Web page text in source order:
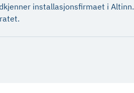
installasjonsfirmaet i Altinn.